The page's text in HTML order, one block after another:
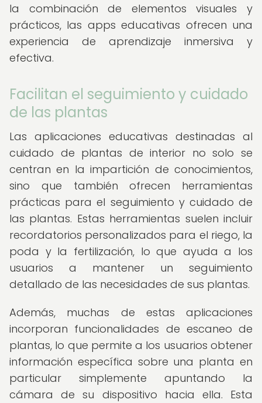
la combinación de elementos visuales y
prácticos, las apps educativas ofrecen una
experiencia de aprendizaje inmersiva y
efectiva.
Facilitan el seguimiento y cuidado
de las plantas
Las aplicaciones educativas destinadas al
cuidado de plantas de interior no solo se
centran en la impartición de conocimientos,
sino que también ofrecen herramientas
prácticas para el seguimiento y cuidado de
las plantas. Estas herramientas suelen incluir
recordatorios personalizados para el riego, la
poda y la fertilización, lo que ayuda a los
usuarios a mantener un seguimiento
detallado de las necesidades de sus plantas.
Además, muchas de estas aplicaciones
incorporan funcionalidades de escaneo de
plantas, lo que permite a los usuarios obtener
información específica sobre una planta en
particular simplemente apuntando la
cámara de su dispositivo hacia ella. Esta